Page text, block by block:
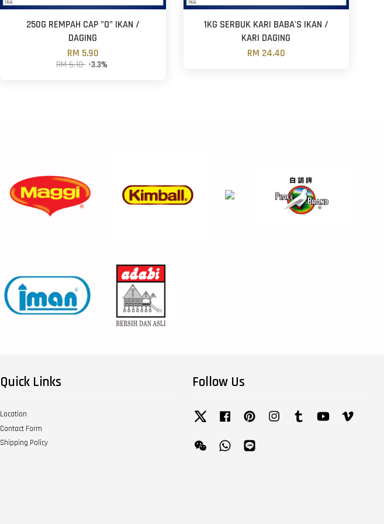
250G REMPAH CAP "O" IKAN /
DAGING
RM 5.90
RM 6.10 -3.3%
1KG SERBUK KARI BABA'S IKAN /
KARI DAGING
RM 24.40
Quick Links
Location
Contact Form
Shipping Policy
Follow Us
Twitter Facebook Pinterest InstagramTumblr YouTube
Wechat Whatsapp